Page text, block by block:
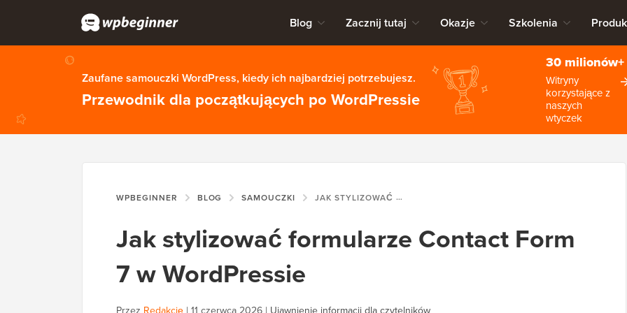
Blog Zacznij tutaj Okazje Szkolenia
Zaufane samouczki WordPress, kiedy ich najbardziej potrzebujesz.
Przewodnik dla początkujących po WordPressie
30 milionów+
Witryny
korzystające z
naszych
wtyczek
WPBEGINNER BLOG SAMOUCZKI JAK STYLIZOWAĆ FORMULARZE CONTACT FORM 7 W WORDPRESSIE
Jak stylizować formularze Contact Form
7 w WordPressie